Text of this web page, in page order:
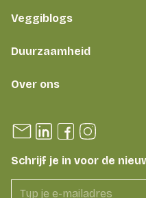
Veggiblogs
Duurzaamheid
Over ons
Schrijf je in voor de